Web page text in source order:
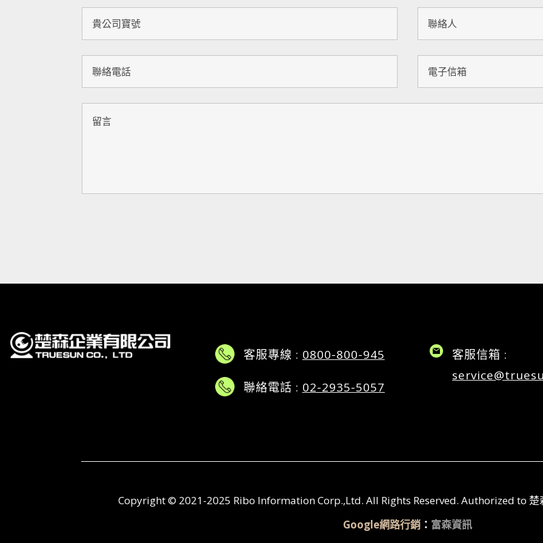
客服專線 : 0800-800-945
聯絡電話 : 02-2935-5057
客服信箱 :
Copyright © 2021-2025 Ribo Information Corp.,Ltd. All Rights Reserved. Authorized to 楚
Google網路行銷： 富森資訊